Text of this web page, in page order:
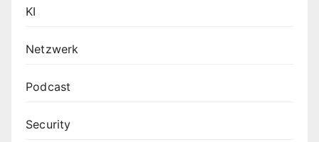
KI
Netzwerk
Podcast
Security